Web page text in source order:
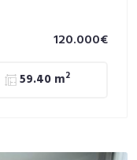
120.000€
59.40 m2